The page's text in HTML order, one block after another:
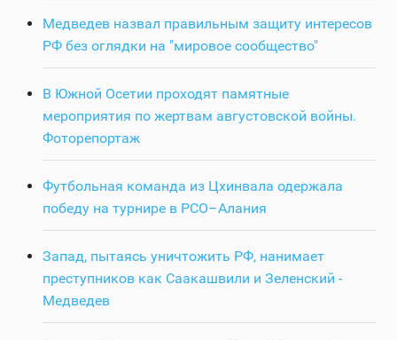
Медведев назвал правильным защиту интересов
РФ без оглядки на "мировое сообщество"
В Южной Осетии проходят памятные
мероприятия по жертвам августовской войны.
Фоторепортаж
Футбольная команда из Цхинвала одержала
победу на турнире в РСО–Алания
Запад, пытаясь уничтожить РФ, нанимает
преступников как Саакашвили и Зеленский -
Медведев